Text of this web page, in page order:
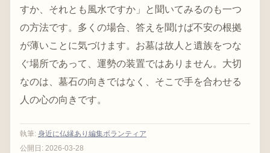
すか、それとも風水ですか」と聞いてみるのも一つ
の方法です。多くの場合、答えを聞けば不安の根拠
が薄いことに気づけます。お墓は故人と遺族をつな
ぐ場所であって、運勢の装置ではありません。大切
なのは、墓石の向きではなく、そこで手を合わせる
人の心の向きです。
執筆: 身近に仏縁あり編集ボランティア
公開日: 2026-03-28